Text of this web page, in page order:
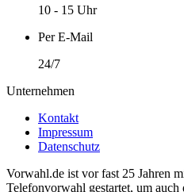
10 - 15 Uhr
Per E-Mail
24/7
Unternehmen
Kontakt
Impressum
Datenschutz
Vorwahl.de ist vor fast 25 Jahren
Telefonvorwahl gestartet, um